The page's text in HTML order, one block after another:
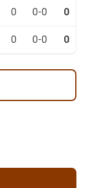
0 0-0 0
0 0-0 0